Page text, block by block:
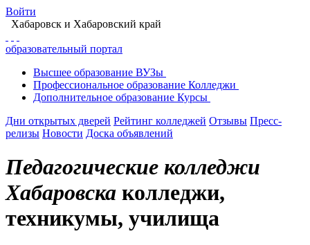
Войти
Хабаровск и Хабаровский край
образовательный портал
Высшее образование ВУЗы
Профессиональное образование Колледжи
Дополнительное образование Курсы
Дни открытых дверей Рейтинг колледжей Отзывы Пресс-
релизы Новости Доска объявлений
Педагогические колледжи
Хабаровска колледжи,
техникумы, училища